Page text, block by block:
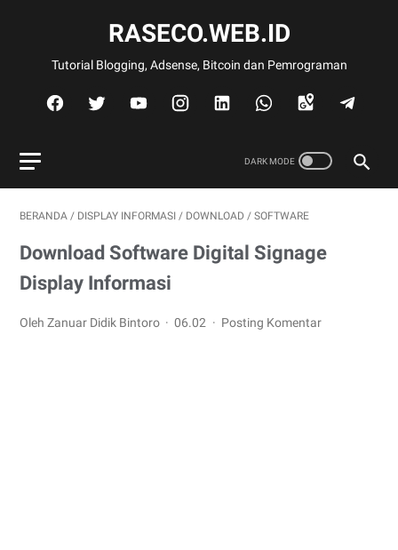
RASECO.WEB.ID
Tutorial Blogging, Adsense, Bitcoin dan Pemrograman
BERANDA / DISPLAY INFORMASI / DOWNLOAD / SOFTWARE
Download Software Digital Signage
Display Informasi
Oleh Zanuar Didik Bintoro 06.02 Posting Komentar